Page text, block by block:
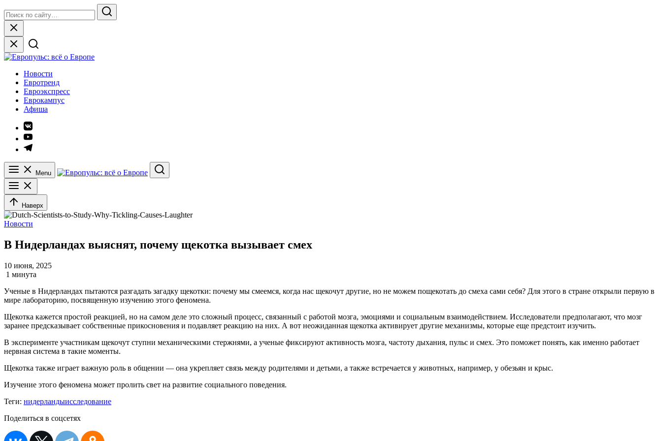
to
content
for:
Search
Close
Европульс: всё о Европе
Новости
Евротренд
Евроэкспресс
Еврокампус
Афиша
Элемент
меню
Элемент
меню
Элемент
Menu
Search
Наверх
Новости
В Нидерландах выяснят, почему щекотка вызывает смех
10 июня, 2025
1 минута
Ученые в Нидерландах пытаются разгадать загадку щекотки: почему мы смеемся, когда нас щекочут другие, но не можем пощекотать до смеха сами себя? Для этого в стране открыли первую в
мире лабораторию, посвященную изучению этого феномена.
Щекотка кажется простой реакцией, но на самом деле это сложный процесс, связанный с работой мозга, эмоциями и социальным взаимодействием. Исследователи предполагают, что мозг
заранее предсказывает собственные прикосновения и подавляет реакцию на них. А вот неожиданная щекотка активирует другие механизмы, которые еще предстоит изучить.
В эксперименте участникам щекочут ступни механическими стержнями, а ученые фиксируют активность мозга, частоту дыхания, пульс и смех. Это поможет понять, как именно работает
нервная система в такие моменты.
Щекотка также играет важную роль в общении — она укрепляет связь между родителями и детьми, а также встречается у животных, например, у обезьян и крыс.
Изучение этого феномена может пролить свет на развитие социального поведения.
Теги: нидерландыисследование
Поделиться в соцсетях